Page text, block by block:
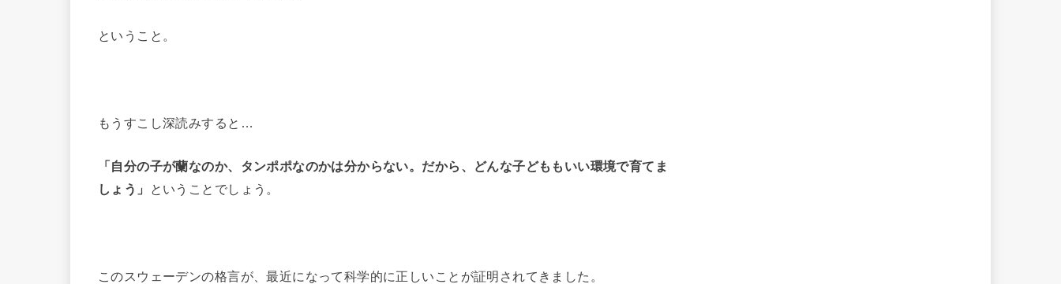
ということ。
もうすこし深読みすると…
「自分の子が蘭なのか、タンポポなのかは分からない。だから、どんな子どももいい環境で育てま
しょう」
ということでしょう。
このスウェーデンの格言が、最近になって科学的に正しいことが証明されてきました。